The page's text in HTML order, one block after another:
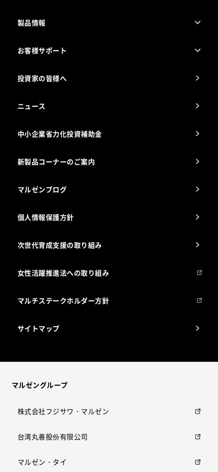
製品情報
電気・ガス別厨房機器
お客様サポート
アフターサービスお問合せ先
海外出店をご検討のお客様へ
投資家の皆様へ
ニュース
中小企業省力化投資補助金
新製品コーナーのご案内
マルゼンブログ
個人情報保護方針
次世代育成支援の取り組み
女性活躍推進法への取り組み
マルチステークホルダー方針
サイトマップ
マルゼングループ
株式会社フジサワ・マルゼン
台湾丸善股份有限公司
マルゼン・タイ